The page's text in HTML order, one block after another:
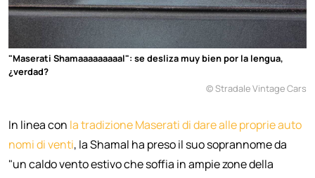
"Maserati Shamaaaaaaaaal": se desliza muy bien por la lengua,
¿verdad?
© Stradale Vintage Cars
In linea con la tradizione Maserati di dare alle proprie auto
nomi di venti, la Shamal ha preso il suo soprannome da
"un caldo vento estivo che soffia in ampie zone della